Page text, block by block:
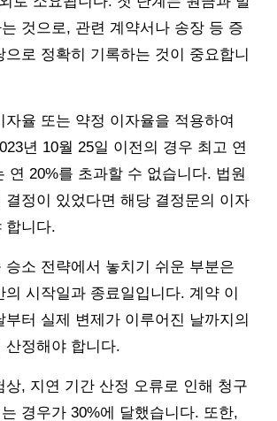
것으로, 관련 계약서나 송장 등 증
으로 정확히 기록하는 것이 중요합니
자율 또는 약정 이자율을 적용하여
년 10월 25일 이전의 경우 최고 연
연 20%를 초과할 수 없습니다. 법원
결정이 있었다면 해당 결정문의 이자
합니다.
승소 전략에서 놓치기 쉬운 부분은
의 시작일과 종료일입니다. 계약 이
부터 실제 변제가 이루어진 날까지의
산정해야 합니다.
상, 지연 기간 산정 오류로 인해 청구
경우가 30%에 달했습니다. 또한,